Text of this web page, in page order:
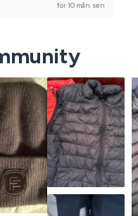
för 10 mån. sen